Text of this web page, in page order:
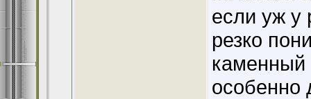
если уж у
резко
каменный
особенно